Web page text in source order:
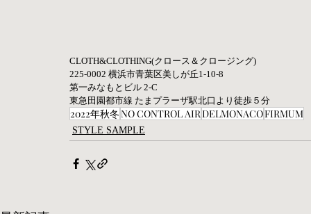
CLOTH&CLOTHING(クロース＆クロージング)
225-0002 横浜市青葉区美しが丘1-10-8
第一みなもとビル 2-C
東急田園都市線 たまプラーザ駅北口より徒歩５分
2022年秋冬NO CONTROL AIRDELMONACOFIRMUM
STYLE SAMPLE